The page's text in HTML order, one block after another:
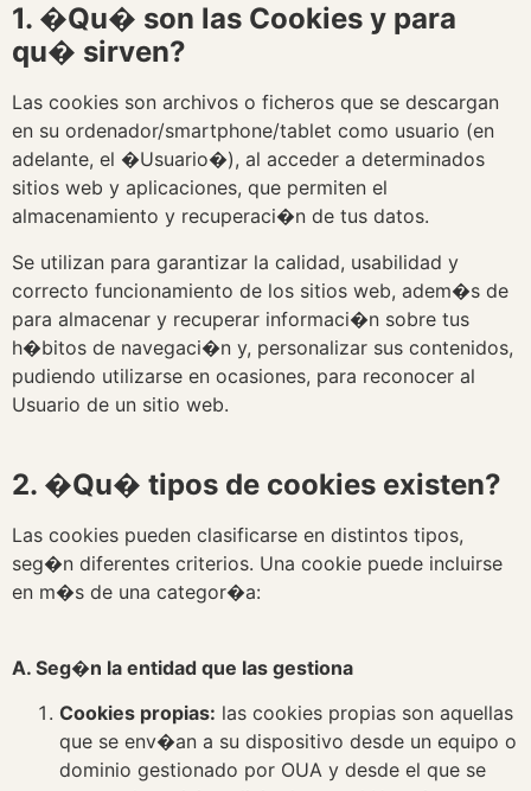
1. �Qu� son las Cookies y para
qu� sirven?
Las cookies son archivos o ficheros que se descargan
en su ordenador/smartphone/tablet como usuario (en
adelante, el �Usuario�), al acceder a determinados
sitios web y aplicaciones, que permiten el
almacenamiento y recuperaci�n de tus datos.
Se utilizan para garantizar la calidad, usabilidad y
correcto funcionamiento de los sitios web, adem�s de
para almacenar y recuperar informaci�n sobre tus
h�bitos de navegaci�n y, personalizar sus contenidos,
pudiendo utilizarse en ocasiones, para reconocer al
Usuario de un sitio web.
2. �Qu� tipos de cookies existen?
Las cookies pueden clasificarse en distintos tipos,
seg�n diferentes criterios. Una cookie puede incluirse
en m�s de una categor�a:
A. Seg�n la entidad que las gestiona
Cookies propias: las cookies propias son aquellas
que se env�an a su dispositivo desde un equipo o
dominio gestionado por OUA y desde el que se